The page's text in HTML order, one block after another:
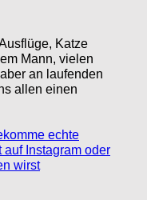
Katze
Mann, vielen
an laufenden
allen einen